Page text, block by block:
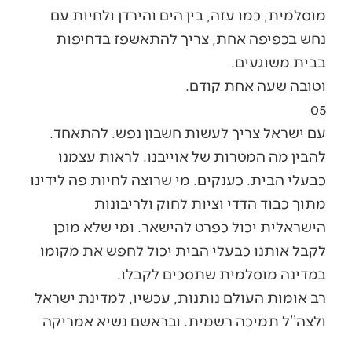
מוסלמית, כמו עזה, בין הים והירדן ולחיות עם
נחש בכפיפה אחת, צריך להתאשפז בדחיפות
בבית משוגעים.
וטובה שעה אחת קודם.
05
עם ישראל צריך לעשות חשבון נפש. להתאחד.
להבין מה המטרות של אוייבנו. לראות עצמנו
כבעלי הבית. כענקים. מי שרוצה לחיות פה לידינו
מתוך כבוד הדדי וציות לחוק ולריבונות
הישראלית יכול כפרט להישאר. ומי שלא מוכן
לקבל אותנו כבעלי הבית יכול לחפש את מקומו
במדינה מוסלמית שתסכים לקבלו.
רב אומות העולם נותנות, עכשיו, למדינת ישראל
ולצה’’ל תמיכה רשמית. ובראשם נשיא אמריקה